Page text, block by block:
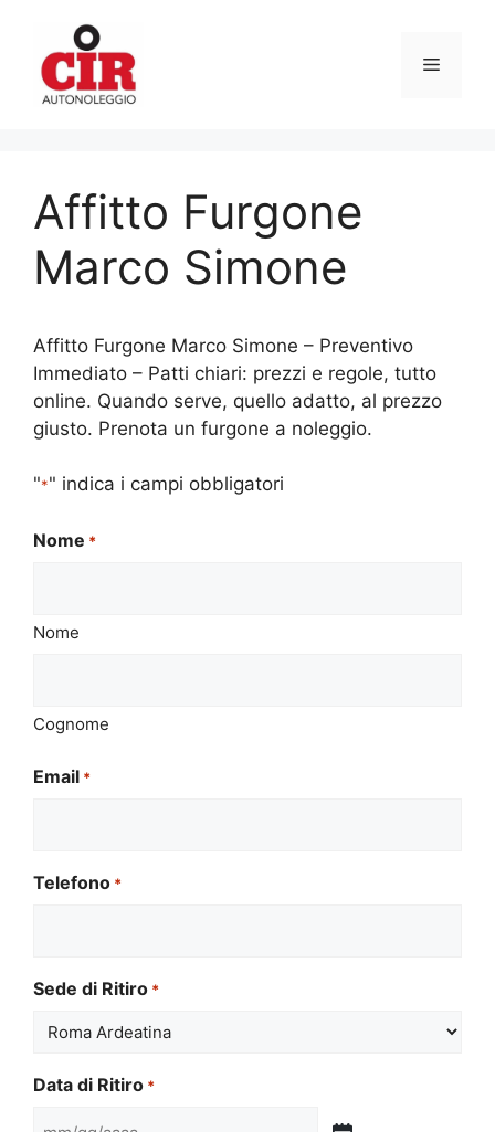
contenuto
Menu
Affitto Furgone
Marco Simone
Affitto Furgone Marco Simone – Preventivo
Immediato – Patti chiari: prezzi e regole, tutto
online. Quando serve, quello adatto, al prezzo
giusto. Prenota un furgone a noleggio.
"*" indica i campi obbligatori
Nome *
Nome
Cognome
Email *
Telefono *
Sede di Ritiro *
Data di Ritiro *